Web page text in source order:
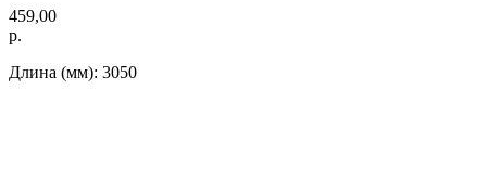
459,00
р.
Длина (мм): 3050